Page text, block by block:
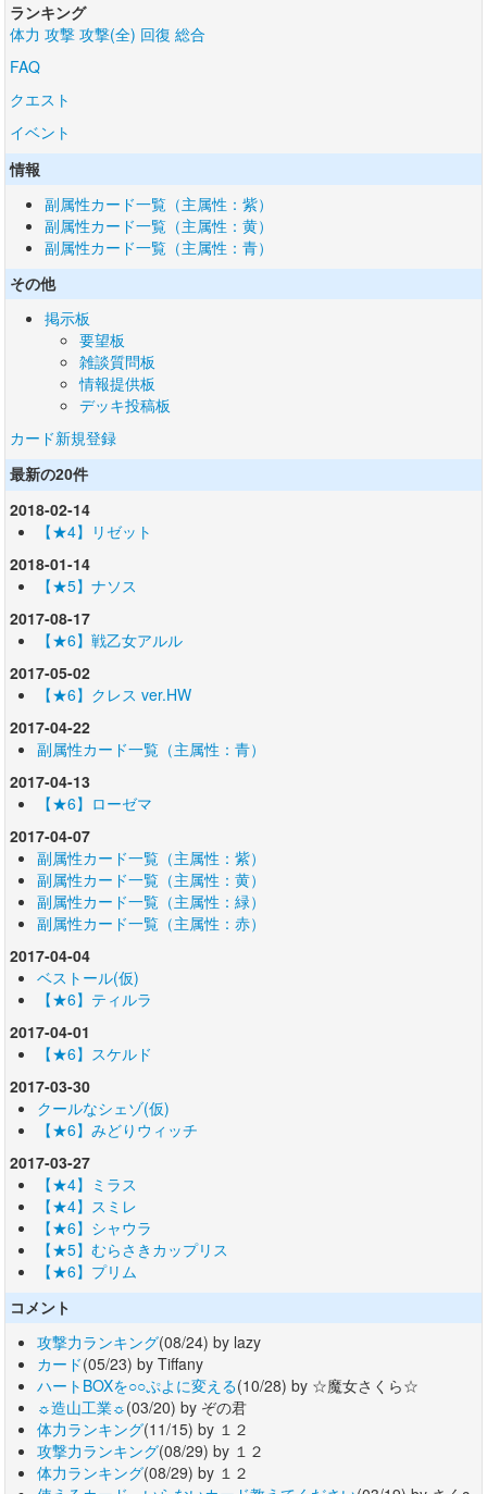
ランキング
体力 攻撃 攻撃(全) 回復 総合
FAQ
クエスト
イベント
情報
副属性カード一覧（主属性：紫）
副属性カード一覧（主属性：黄）
副属性カード一覧（主属性：青）
その他
掲示板
要望板
雑談質問板
情報提供板
デッキ投稿板
カード新規登録
最新の20件
2018-02-14
【★4】リゼット
2018-01-14
【★5】ナソス
2017-08-17
【★6】戦乙女アルル
2017-05-02
【★6】クレス ver.HW
2017-04-22
副属性カード一覧（主属性：青）
2017-04-13
【★6】ローゼマ
2017-04-07
副属性カード一覧（主属性：紫）
副属性カード一覧（主属性：黄）
副属性カード一覧（主属性：緑）
副属性カード一覧（主属性：赤）
2017-04-04
ベストール(仮)
【★6】ティルラ
2017-04-01
【★6】スケルド
2017-03-30
クールなシェゾ(仮)
【★6】みどりウィッチ
2017-03-27
【★4】ミラス
【★4】スミレ
【★6】シャウラ
【★5】むらさきカップリス
【★6】プリム
コメント
攻撃力ランキング(08/24) by lazy
カード(05/23) by Tiffany
ハートBOXを○○ぷよに変える(10/28) by ☆魔女さくら☆
☼造山工業☼(03/20) by ぞの君
体力ランキング(11/15) by １２
攻撃力ランキング(08/29) by １２
体力ランキング(08/29) by １２